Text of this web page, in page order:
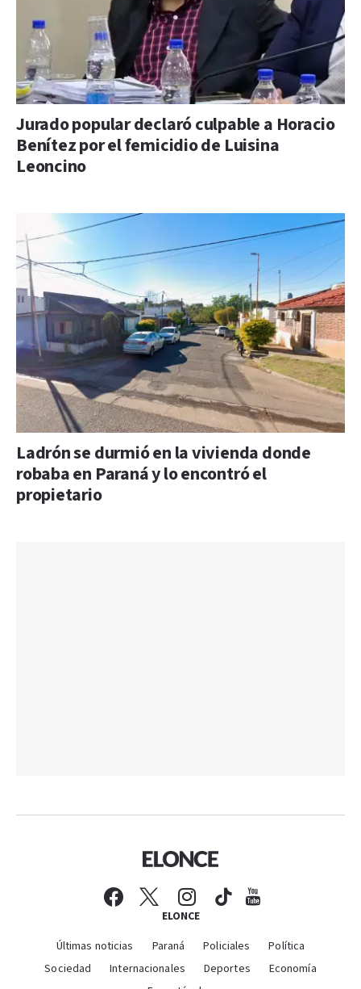
Jurado popular declaró culpable a Horacio
Benítez por el femicidio de Luisina
Leoncino
Ladrón se durmió en la vivienda donde
robaba en Paraná y lo encontró el
propietario
ELONCE
Últimas noticias Paraná Policiales
Política
Sociedad
Internacionales Deportes
Economía